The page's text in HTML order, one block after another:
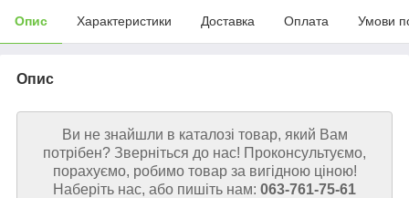
Опис Характеристики Доставка Оплата Умови
Опис
Ви не знайшли в каталозі товар, який Вам
потрібен? Зверніться до нас! Проконсультуємо,
порахуємо, робимо товар за вигідною ціною!
Наберіть нас, або пишіть нам: 063-761-75-61